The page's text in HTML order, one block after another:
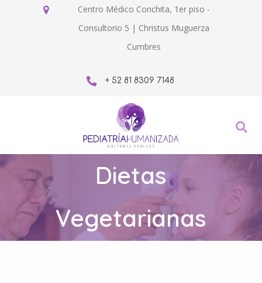
Centro Médico Conchita, 1er piso -
Consultorio 5 | Christus Muguerza
Cumbres
+ 52 81 8309 7148
Dietas
Vegetarianas